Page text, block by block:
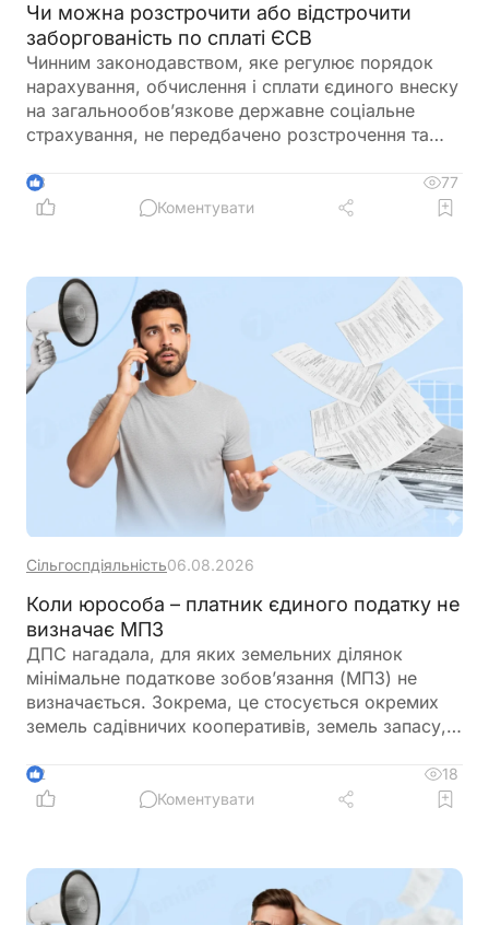
Чи можна розстрочити або відстрочити
заборгованість по сплаті ЄСВ
Чинним законодавством, яке регулює порядок
нарахування, обчислення і сплати єдиного внеску
на загальнообов’язкове державне соціальне
страхування, не передбачено розстрочення та
внеску
3
77
Коментувати
Сільгоспдіяльність06.08.2026
Коли юрособа – платник єдиного податку не
визначає МПЗ
ДПС нагадала, для яких земельних ділянок
мінімальне податкове зобов’язання (МПЗ) не
визначається. Зокрема, це стосується окремих
земель садівничих кооперативів, земель запасу,
ділянок у межах населених пунктів, а також
земель, що перебувають у консервації чи
враховувати особливості, встановлені
Податковим кодексом України
2
18
Коментувати